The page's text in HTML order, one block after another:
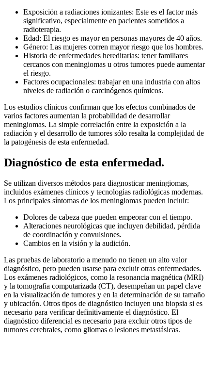
Exposición a radiaciones ionizantes: Este es el factor más
significativo, especialmente en pacientes sometidos a
radioterapia.
Edad: El riesgo es mayor en personas mayores de 40 años.
Género: Las mujeres corren mayor riesgo que los hombres.
Historia de enfermedades hereditarias: tener familiares
cercanos con meningiomas u otros tumores puede aumentar
el riesgo.
Factores ocupacionales: trabajar en una industria con altos
niveles de radiación o carcinógenos químicos.
Los estudios clínicos confirman que los efectos combinados de
varios factores aumentan la probabilidad de desarrollar
meningiomas. La simple correlación entre la exposición a la
radiación y el desarrollo de tumores sólo resalta la complejidad de
la patogénesis de esta enfermedad.
Diagnóstico de esta enfermedad.
Se utilizan diversos métodos para diagnosticar meningiomas,
incluidos exámenes clínicos y tecnologías radiológicas modernas.
Los principales síntomas de los meningiomas pueden incluir:
Dolores de cabeza que pueden empeorar con el tiempo.
Alteraciones neurológicas que incluyen debilidad, pérdida
de coordinación y convulsiones.
Cambios en la visión y la audición.
Las pruebas de laboratorio a menudo no tienen un alto valor
diagnóstico, pero pueden usarse para excluir otras enfermedades.
Los exámenes radiológicos, como la resonancia magnética (MRI)
y la tomografía computarizada (CT), desempeñan un papel clave
en la visualización de tumores y en la determinación de su tamaño
y ubicación. Otros tipos de diagnóstico incluyen una biopsia si es
necesario para verificar definitivamente el diagnóstico. El
diagnóstico diferencial es necesario para excluir otros tipos de
tumores cerebrales, como gliomas o lesiones metastásicas.